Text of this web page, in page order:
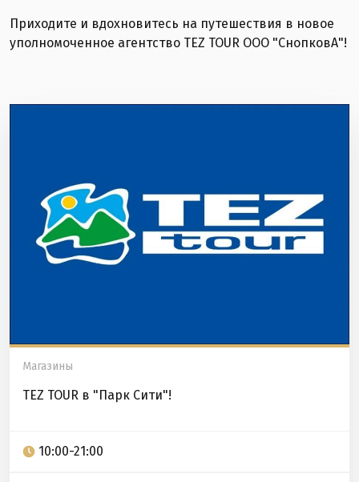
Приходите и вдохновитесь на путешествия в новое
уполномоченное агентство TEZ TOUR ООО "СнопковА"!
Магазины
TEZ TOUR в "Парк Сити"!
10:00-21:00